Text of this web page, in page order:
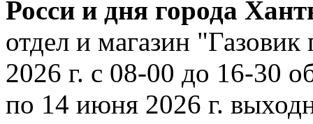
Росси и дня города
отдел и магазин
2026 г. с 08-00 до 16-30
по 14 июня 2026 г.